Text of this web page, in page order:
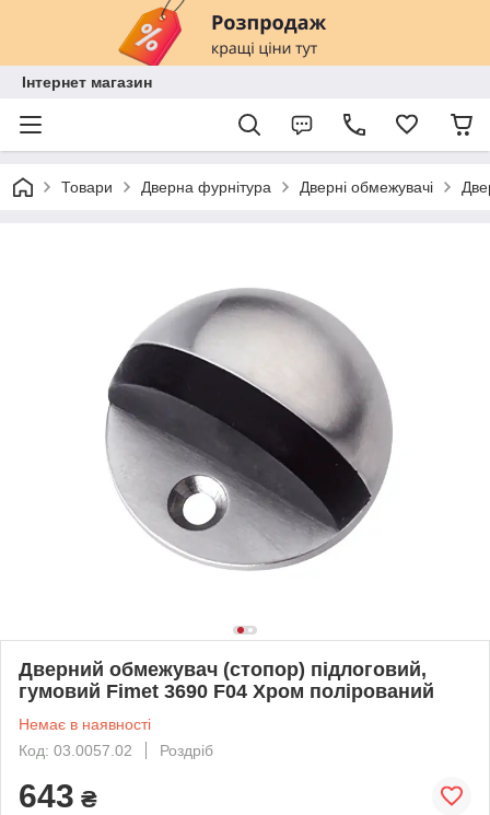
Інтернет магазин
Товари Дверна фурнітура Дверні обмежувачі
Дверний обмежувач (стопор) підлоговий,
гумовий Fimet 3690 F04 Хром полірований
Немає в наявності
Код: 03.0057.02
Роздріб
643 ₴